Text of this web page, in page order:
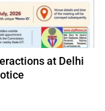
at Delhi